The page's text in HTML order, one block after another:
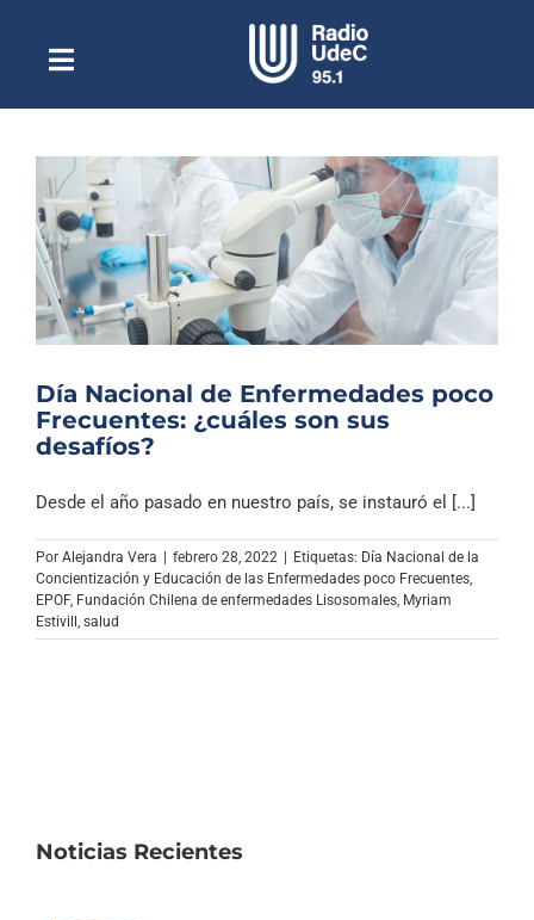
contenidoToggle
NavigationEscuchar Radio UdeC en vivo
Quiénes Somos
Programación
Podcast
Noticias
Columnas
Especiales
Archivo Sonoro
Día Nacional de Enfermedades poco
Frecuentes: ¿cuáles son sus
desafíos?
Desde el año pasado en nuestro país, se instauró el [...]
Por Alejandra Vera | febrero 28, 2022 | Etiquetas: Día Nacional de la
Concientización y Educación de las Enfermedades poco Frecuentes
EPOF, Fundación Chilena de enfermedades Lisosomales Myriam
Estivill salud
Noticias Recientes